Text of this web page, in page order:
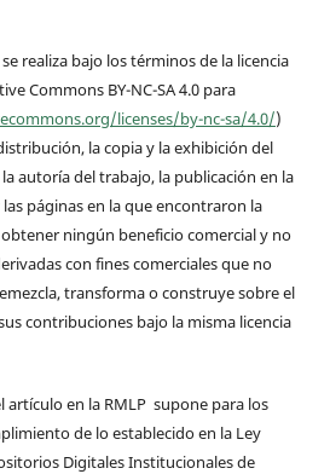
realiza bajo los términos de la licencia
Commons BY-NC-SA 4.0 para
licenses/by-nc-sa/4.0/)
la copia y la exhibición del
autoría del trabajo, la publicación en la
páginas en la que encontraron la
ningún beneficio comercial y no
con fines comerciales que no
transforma o construye sobre el
contribuciones bajo la misma licencia
artículo en la RMLP supone para los
de lo establecido en la Ley
Digitales Institucionales de